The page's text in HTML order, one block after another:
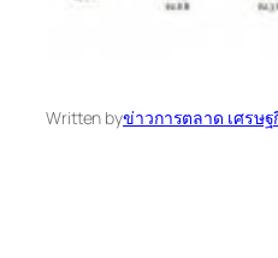
Written byข่าวการตลาด เศรษฐ